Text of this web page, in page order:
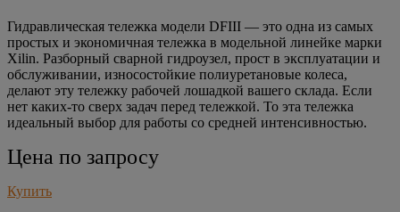
Гидравлическая тележка модели DFIII — это одна из самых
простых и экономичная тележка в модельной линейке марки
Xilin. Разборный сварной гидроузел, прост в эксплуатации и
обслуживании, износостойкие полиуретановые колеса,
делают эту тележку рабочей лошадкой вашего склада. Если
нет каких-то сверх задач перед тележкой. То эта тележка
идеальный выбор для работы со средней интенсивностью.
Цена по запросу
Купить